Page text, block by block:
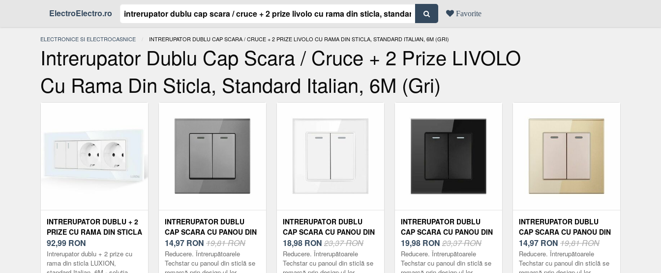
ElectroElectro.ro Favorite
ELECTRONICE SI ELECTROCASNICE ACTUAL:
INTRERUPATOR DUBLU CAP SCARA / CRUCE + 2 PRIZE LIVOLO CU RAMA DIN STICLA, STANDARD ITALIAN, 6M (GRI)
Intrerupator Dublu Cap Scara / Cruce + 2 Prize LIVOLO
Cu Rama Din Sticla, Standard Italian, 6M (Gri)
INTRERUPATOR DUBLU + 2
PRIZE CU RAMA DIN STICLA
LUXION, STANDARD
ITALIAN, 6M (ALB)
92,99 RON
Intrerupator dublu + 2 prize cu
rama din sticla LUXION,
INTRERUPATOR DUBLU
CAP SCARA CU PANOU DIN
STICLA SECURIZATA
TECHSTAR® TGS 01, 220V,
16A, 86 X 86 MM, GRI, CU 2
14,97 RON 19,81 RON
Reducere. Întrerupătoarele
Techstar cu panoul din sticlă se
INTRERUPATOR DUBLU
CAP SCARA CU PANOU DIN
STICLA SECURIZATA
TECHSTAR® TGS 01, 220V,
16A, 86 X 86 MM, ALB, CU 2
18,98 RON 23,37 RON
Reducere. Întrerupătoarele
Techstar cu panoul din sticlă se
INTRERUPATOR DUBLU
CAP SCARA CU PANOU DIN
STICLA SECURIZATA
TECHSTAR® TGS 01, 220V,
16A, 86 X 86 MM, NEGRU,
19,98 RON 23,37 RON
Reducere. Întrerupătoarele
Techstar cu panoul din sticlă se
INTRERUPATOR DUBLU
CAP SCARA CU PANOU DIN
STICLA SECURIZATA
TECHSTAR® TGS 01, 220V,
16A, 86 X 86 MM, AURIU, CU
14,97 RON 19,81 RON
Reducere. Întrerupătoarele
Techstar cu panoul din sticlă se